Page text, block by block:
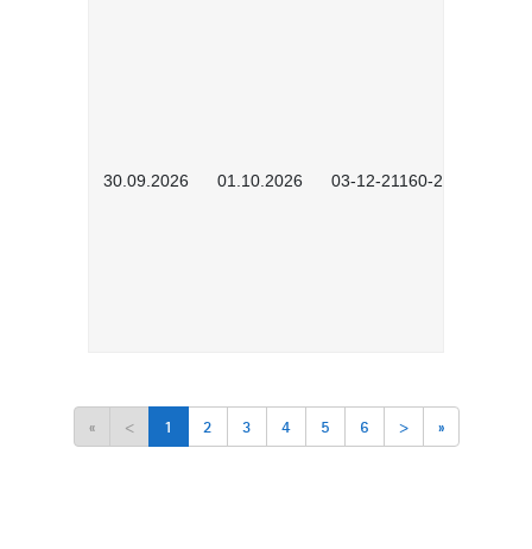
30.09.2026 01.10.2026 03-12-21160-2601
« < 1 2 3 4 5 6 > »